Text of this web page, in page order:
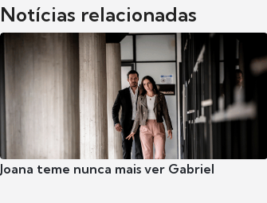
Notícias relacionadas
Joana teme nunca mais ver Gabriel